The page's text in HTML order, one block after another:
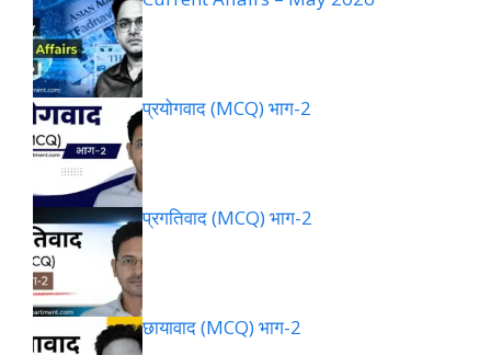
प्रयोगवाद (MCQ) भाग-2
प्रगतिवाद (MCQ) भाग-2
छायावाद (MCQ) भाग-2